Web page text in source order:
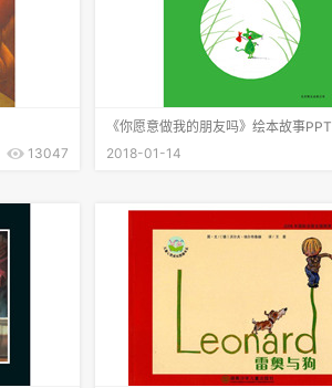
13047
《你愿意做我的朋友吗》绘本故事PPT
2018-01-14